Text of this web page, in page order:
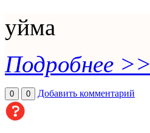
уйма
Подробнее >>
0 0 Добавить комментарий